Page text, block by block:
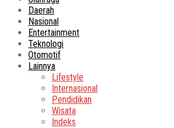
Daerah
Nasional
Entertainment
Teknologi
Otomotif
Lainnya
Lifestyle
Internasional
Pendidikan
Wisata
Indeks